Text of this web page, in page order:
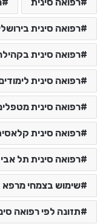
רפואה סינית
רפואה סינית
רפואה סינית
רפואה סינית
רפואה סינית
רפואה סינית תל
שימוש בצמחי מרפא
תזונה לפי רפואה